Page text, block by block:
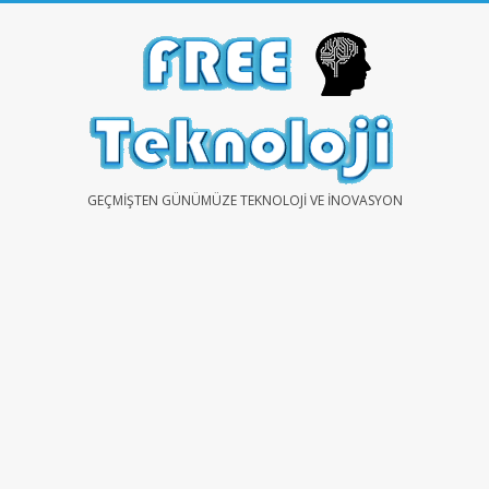
FREEGEÇMIŞTEN GÜNÜMÜZE TEKNOLOJI VE İNOVASYON